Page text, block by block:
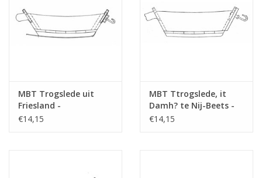
MBT Trogslede uit
Friesland -
Bouwtekening Schaal 1
€14,15
MBT Ttrogslede, it
Damh? te Nij-Beets -
Bouwtekening Schaal 1
€14,15